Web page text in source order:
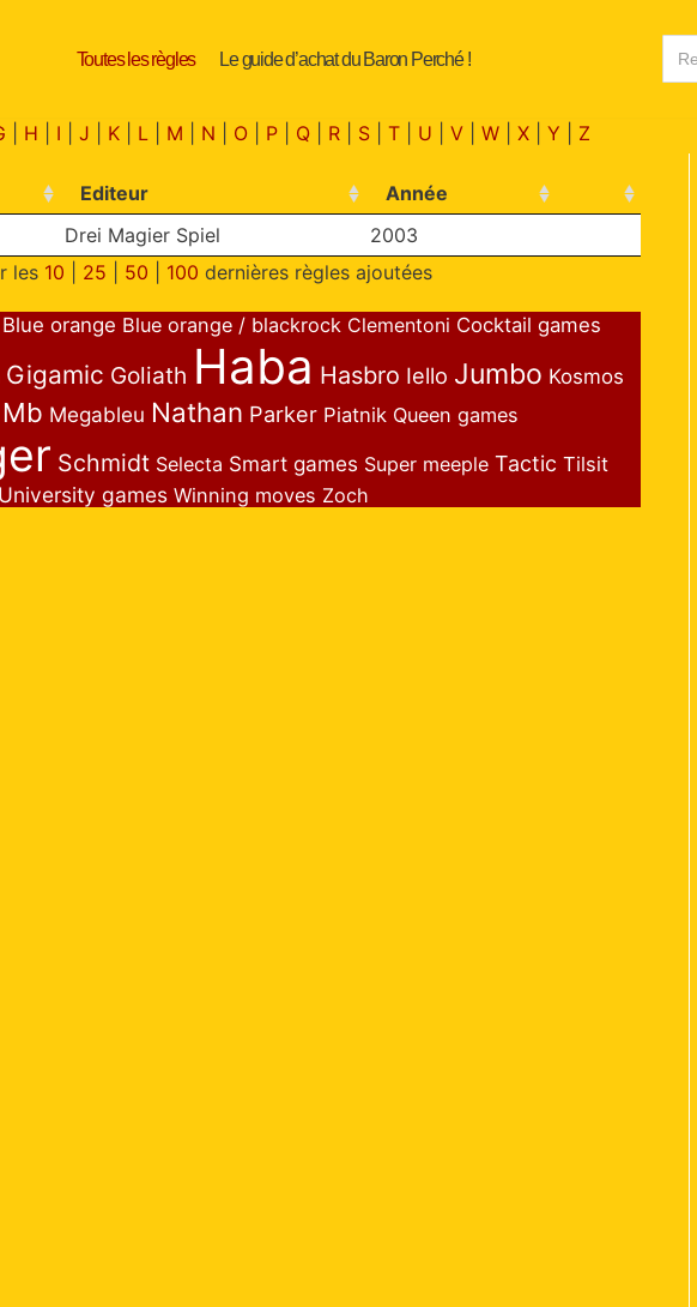
Toutes les règles Le guide d’achat du Baron Perché !
H I J K| L| M N O| P| Q| R| S| T| U V| W| X| Y Z
Editeur
Année
Drei Magier Spiel
2003
les 10 25 50 100 dernières règles ajoutées
Blue orange Blue orange / blackrock Clementoni Cocktail games
Gigamic Goliath Haba Hasbro Iello Jumbo Kosmos
Mb Megableu Nathan Parker Piatnik Queen games
Schmidt Selecta Smart games Super meeple Tactic Tilsit
University games Winning moves Zoch